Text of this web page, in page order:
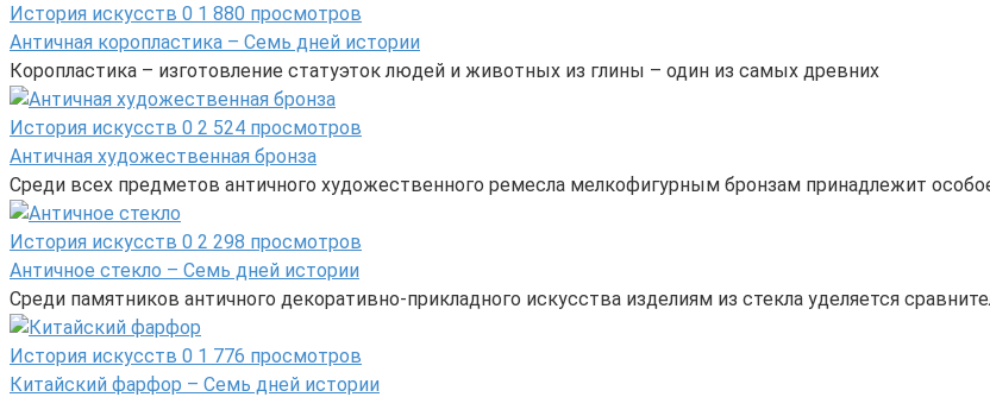
История искусств 0 1 880 просмотров
Античная коропластика – Семь дней истории
Коропластика – изготовление статуэток людей и животных из глины – один из самых древних
История искусств 0 2 524 просмотров
Античная художественная бронза
Среди всех предметов античного художественного ремесла мелкофигурным бронзам принадлежит
История искусств 0 2 298 просмотров
Античное стекло – Семь дней истории
Среди памятников античного декоративно-прикладного искусства изделиям из стекла уделяется
История искусств 0 1 776 просмотров
Китайский фарфор – Семь дней истории